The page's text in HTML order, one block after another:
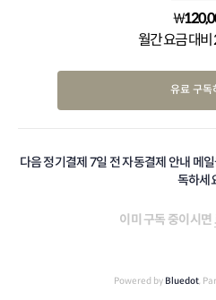
₩
월간 요금 대
유료 구독
다음 정기결제 7일 전 자동결제 안내 메
독하세
이미 구독 중이시면
Powered by Bluedot,